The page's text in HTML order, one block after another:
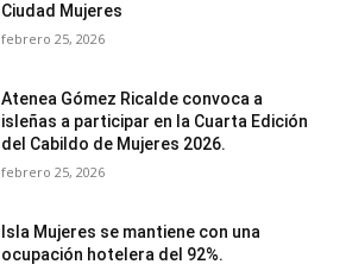
Ciudad Mujeres
febrero 25, 2026
Atenea Gómez Ricalde convoca a
isleñas a participar en la Cuarta Edición
del Cabildo de Mujeres 2026.
febrero 25, 2026
Isla Mujeres se mantiene con una
ocupación hotelera del 92%.